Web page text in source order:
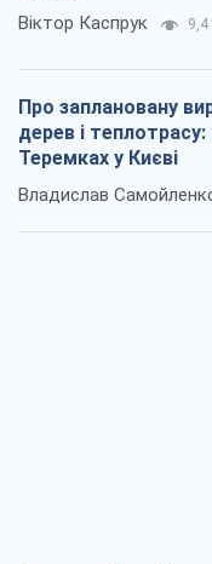
Віктор Каспрук 9,4
Про заплановану
дерев і
Теремках у Києві
Владислав